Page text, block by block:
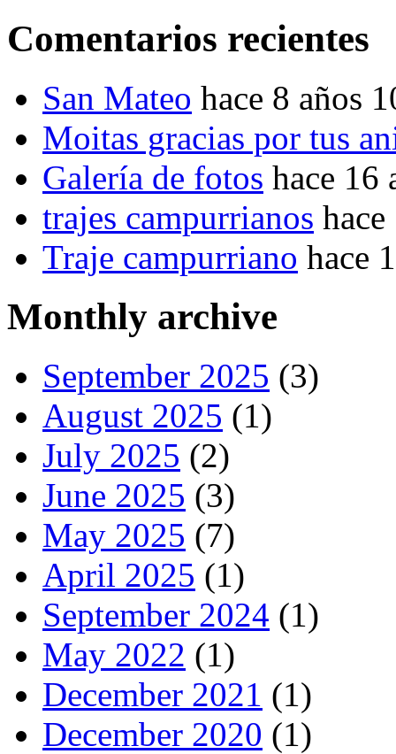
Comentarios recientes
San Mateo hace 8 años
Moitas gracias por tus
Galería de fotos hace 16
trajes campurrianos
Traje campurriano hace
Monthly archive
September 2025 (3)
August 2025 (1)
July 2025 (2)
June 2025 (3)
May 2025 (7)
April 2025 (1)
September 2024 (1)
May 2022 (1)
December 2021 (1)
December 2020 (1)